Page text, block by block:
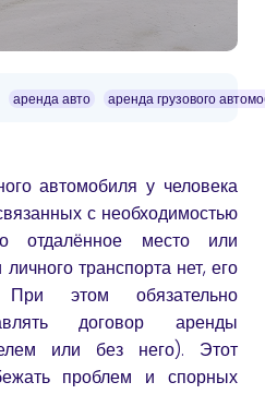
аренда авто аренда грузового
автомобиля у человека
с необходимостью
отдалённое место или
транспорта нет, его
этом обязательно
договор аренды
или без него). Этот
проблем и спорных